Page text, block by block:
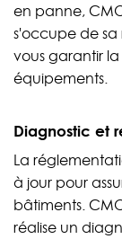
en panne,
s'occupe de
vous garantir
équipements.
Diagnostic et
La
à jour pour
bâtiments.
réalise un